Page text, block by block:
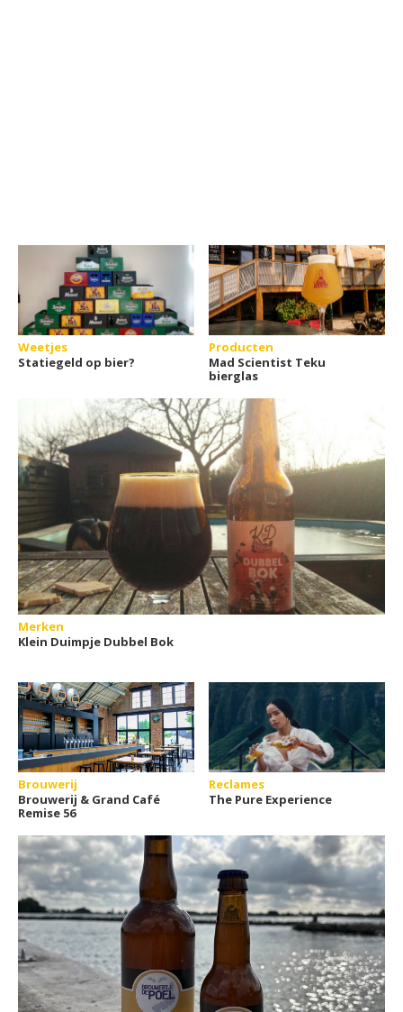
Weetjes
Statiegeld op bier?
Producten
Mad Scientist Teku
bierglas
Merken
Klein Duimpje Dubbel Bok
Brouwerij
Brouwerij & Grand Café
Remise 56
Reclames
The Pure Experience